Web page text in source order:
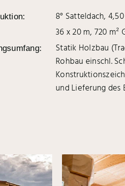
8° Satteldach,
36 x 20 m, 720 m2
Statik Holzbau
Rohbau einschl.
und Lieferung des